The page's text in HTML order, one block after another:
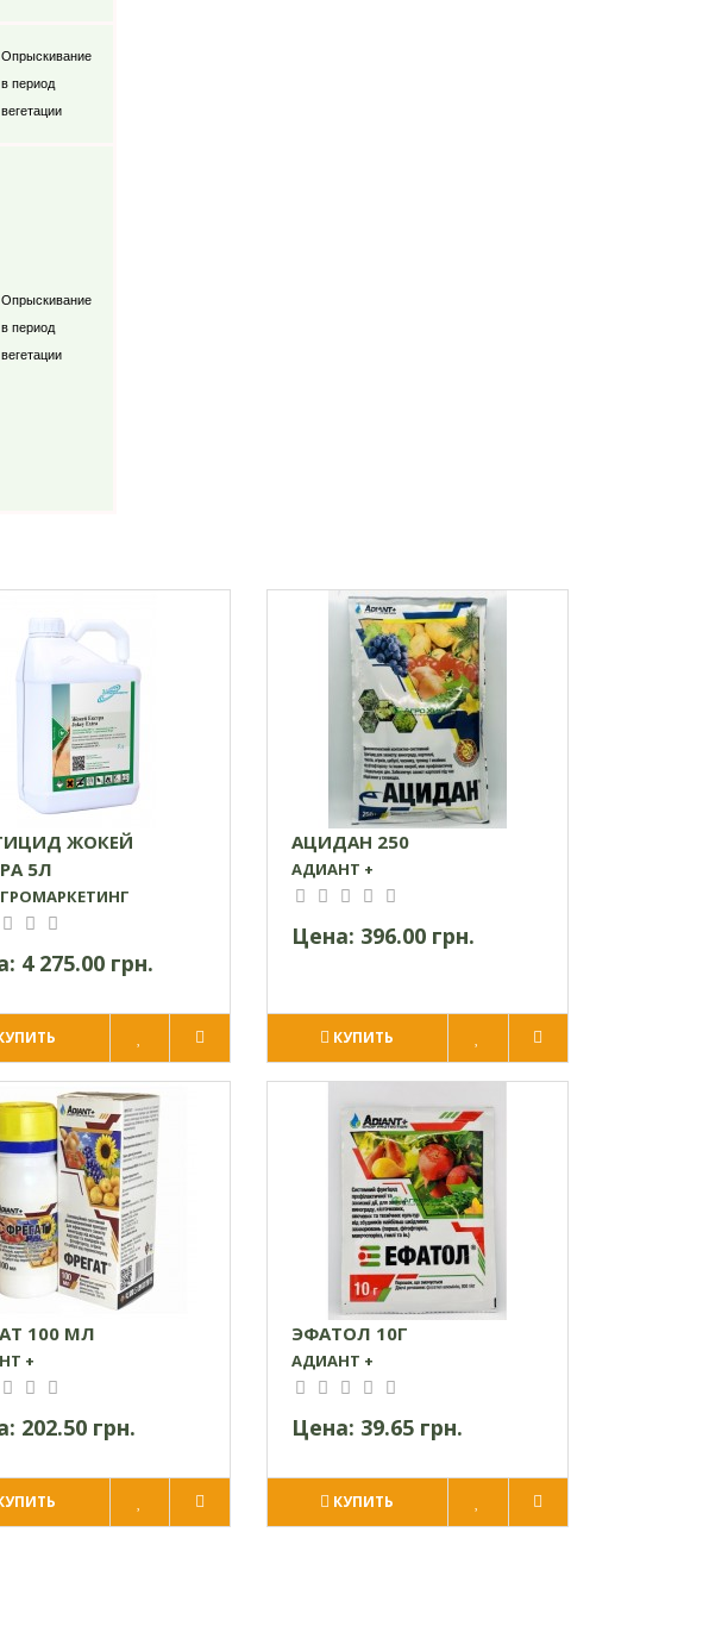
Опрыскивание
в период
вегетации
Опрыскивание
в период
вегетации
ЖОКЕЙ
5Л
4 275.00 грн.
АЦИДАН 250
АДИАНТ +
Цена: 396.00 грн.
КУПИТЬ
100 МЛ
+
202.50 грн.
ЭФАТОЛ 10Г
АДИАНТ +
Цена: 39.65 грн.
КУПИТЬ